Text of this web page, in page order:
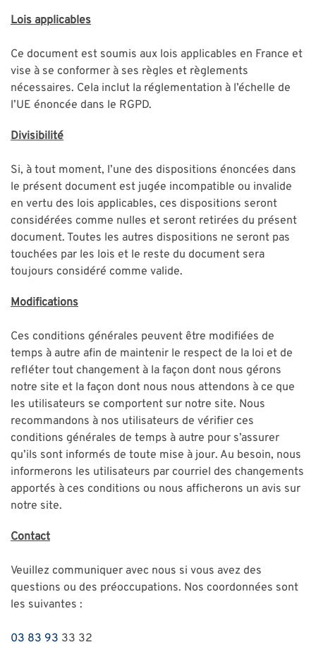
Lois applicables
Ce document est soumis aux lois applicables en France et
vise à se conformer à ses règles et règlements
nécessaires. Cela inclut la réglementation à l’échelle de
l’UE énoncée dans le RGPD.
Divisibilité
Si, à tout moment, l’une des dispositions énoncées dans
le présent document est jugée incompatible ou invalide
en vertu des lois applicables, ces dispositions seront
considérées comme nulles et seront retirées du présent
document. Toutes les autres dispositions ne seront pas
touchées par les lois et le reste du document sera
toujours considéré comme valide.
Modifications
Ces conditions générales peuvent être modifiées de
temps à autre afin de maintenir le respect de la loi et de
refléter tout changement à la façon dont nous gérons
notre site et la façon dont nous nous attendons à ce que
les utilisateurs se comportent sur notre site. Nous
recommandons à nos utilisateurs de vérifier ces
conditions générales de temps à autre pour s’assurer
qu’ils sont informés de toute mise à jour. Au besoin, nous
informerons les utilisateurs par courriel des changements
apportés à ces conditions ou nous afficherons un avis sur
notre site.
Contact
Veuillez communiquer avec nous si vous avez des
questions ou des préoccupations. Nos coordonnées sont
les suivantes :
03 83 93 33 32